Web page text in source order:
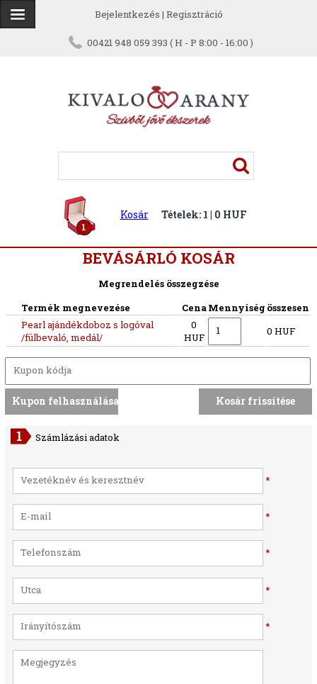
Bejelentkezés | Regisztráció
00421 948 059 393 ( H - P 8:00 - 16:00 )
1
Kosár Tételek: 1 | 0 HUF
BEVÁSÁRLÓ KOSÁR
Megrendelés összegzése
Termék megnevezése
CenaMennyiség összesen
Pearl ajándékdoboz s logóval
/fülbevaló, medál/
0
HUF
0 HUF
Számlázási adatok
*
*
*
*
*